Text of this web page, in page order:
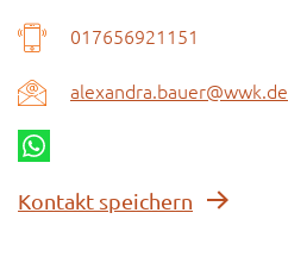
017656921151
alexandra.bauer@wwk.de
Kontakt speichern